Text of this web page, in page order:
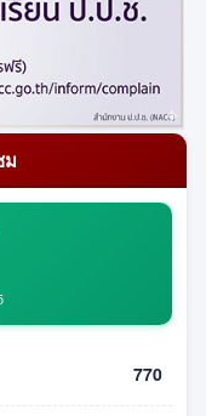
ม
770